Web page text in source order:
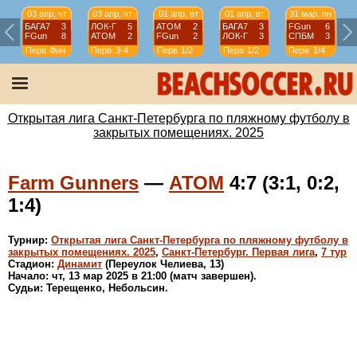
03 апр, чт
БАГА7
3
FGun
8
Перв Фин
03 апр, чт
ЛОК-Г
5
АТОМ
2
Перв 3-4
01 апр, вт
АТОМ
2
FGun
2
Перв 1/2
01 апр, вт
БАГА7
3
ЛОК-Г
3
Перв 1/2
31 мар, пн
FGun
6
СПБМ
3
Перв 1/4
Открытая лига Санкт-Петербурга по пляжному футболу в
закрытых помещениях. 2025
Farm Gunners — АТОМ 4:7 (3:1, 0:2,
1:4)
Турнир: Открытая лига Санкт-Петербурга по пляжному футболу в
закрытых помещениях. 2025, Санкт-Петербург. Первая лига, 7 тур
Стадион: Динамит (Переулок Челиева, 13)
Начало: чт, 13 мар 2025 в 21:00 (матч завершен).
Судьи: Терещенко, Небольсин.